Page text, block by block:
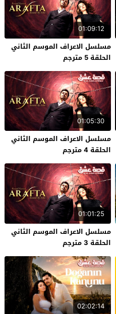
01:09:12
مسلسل الاعراف الموسم الثاني
الحلقة 5 مترجم
01:05:30
مسلسل الاعراف الموسم الثاني
الحلقة 4 مترجم
01:01:25
مسلسل الاعراف الموسم الثاني
الحلقة 3 مترجم
02:02:14